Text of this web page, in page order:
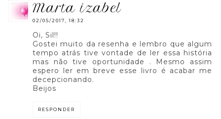
marta izabel
02/05/2017, 18:32
Oi, Sil!!
Gostei muito da resenha e lembro que algum
tempo atrás tive vontade de ler essa história
mas não tive oportunidade . Mesmo assim
espero ler em breve esse livro é acabar me
decepcionando.
Beijos
RESPONDER